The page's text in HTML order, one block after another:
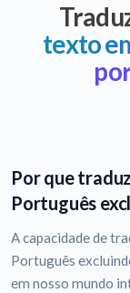
texto
Por que
Português
A capacidade de
Português
em nosso mundo